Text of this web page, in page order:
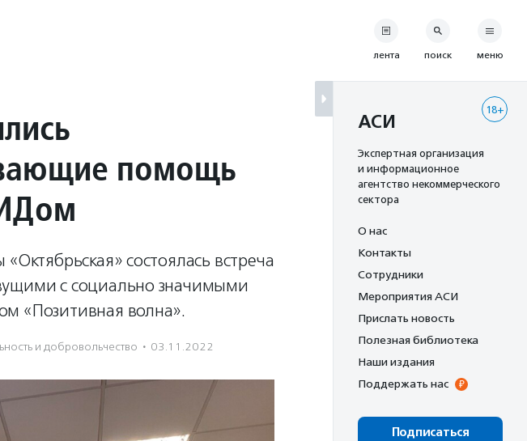
помощь
состоялась встреча
с социально значимыми
«Позитивная волна».
и доброволь­чест­во · 03.11.2022
лента поиск меню
18+
АСИ
Экспертная организация
и информационное
агентство некоммерческого
сектора
О нас
Контакты
Сотрудники
Мероприятия АСИ
Прислать новость
Полезная библиотека
Наши издания
Поддержать нас
Подписаться